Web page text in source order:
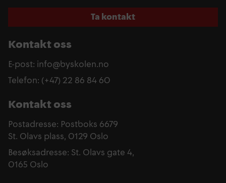
Ta kontakt
Kontakt oss
E-post: info@byskolen.no
Telefon: (+47) 22 86 84 60
Kontakt oss
Postadresse: Postboks 6679
St. Olavs plass, 0129 Oslo
Besøksadresse: St. Olavs gate 4,
0165 Oslo